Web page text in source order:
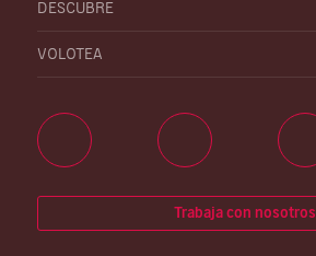
DESCUBRE
VOLOTEA
Trabaja con nosotros